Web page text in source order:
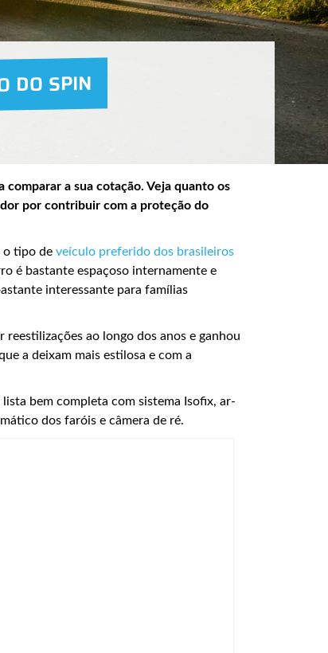
DO SPIN
a sua cotação. Veja quanto os
por contribuir com a proteção do
o tipo deveículo preferido dos brasileiros
é bastante espaçoso internamente e
interessante para famílias
ao longo dos anos e ganhou
a deixam mais estilosa e com a
bem completa com sistema Isofix, ar-
dos faróis e câmera de ré.